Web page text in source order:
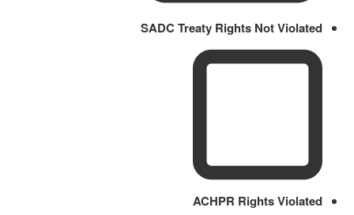
SADC Treaty Rights Not Violated
ACHPR Rights Violated